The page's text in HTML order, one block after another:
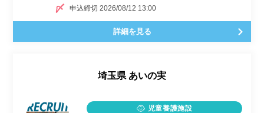
申込締切 2026/08/12 13:00
詳細を見る
埼玉県 あいの実
児童養護施設